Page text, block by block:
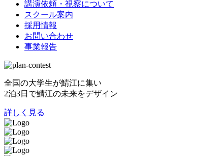
講演依頼・視察について
スクール案内
採用情報
お問い合わせ
事業報告
全国の大学生が鯖江に集い
2泊3日で鯖江の未来をデザイン
詳しく見る